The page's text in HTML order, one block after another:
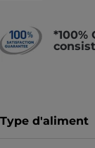
*100%
Type d'aliment